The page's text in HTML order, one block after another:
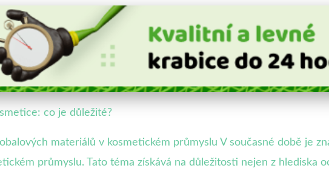
odvětvích
v Kosmetice: Jaký
Lukáš Pavliš
co je důležité?
materiálů v kosmetickém průmyslu V současné době je
průmyslu. Tato téma získává na důležitosti nejen z hlediska